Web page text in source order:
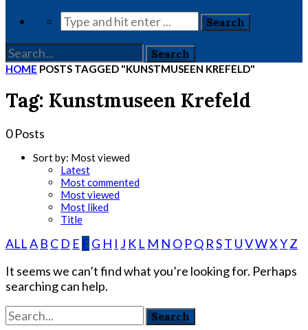
HOME POSTS TAGGED "KUNSTMUSEEN KREFELD"
Tag: Kunstmuseen Krefeld
0 Posts
Sort by: Most viewed
Latest
Most commented
Most viewed
Most liked
Title
ALLA B C D E F G H I J K L M N O PQ RST UVWXYZ
It seems we can’t find what you’re looking for. Perhaps
searching can help.